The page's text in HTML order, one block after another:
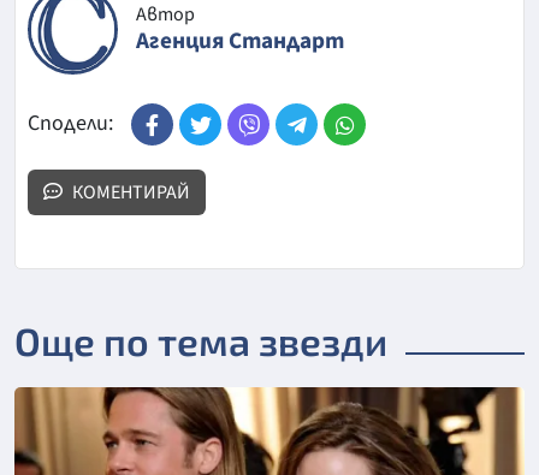
Автор
Агенция Стандарт
Сподели:
КОМЕНТИРАЙ
Още по тема звезди